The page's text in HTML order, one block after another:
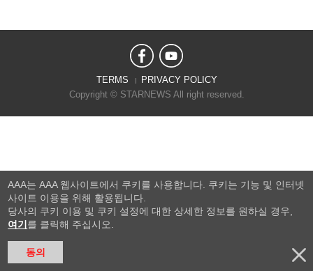
TERMS
PRIVACY POLICY
Copyright © STARNEWS All right reserved.
AAA는 AAA 웹사이트에서 쿠키를 사용합니다. 쿠키는 기능 및 인터넷
사이트 이용을 위해 활용됩니다.
당사의 쿠키 이용 및 쿠키 설정에 대한 상세한 정보를 원하실 경우,
여기 를 클릭해 주십시오.
동의